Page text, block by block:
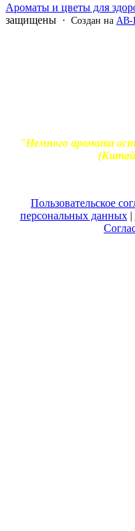
Ароматы и цветы для
защищены · Создан на AB-
"Немного аромата
Пользовательское
персональных данных|